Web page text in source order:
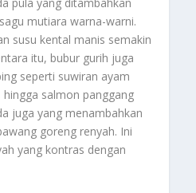
mutiara warna-warni.
susu kental manis semakin
itu, bubur gurih juga
seperti suwiran ayam
salmon panggang
juga yang menambahkan
goreng renyah. Ini
yang kontras dengan